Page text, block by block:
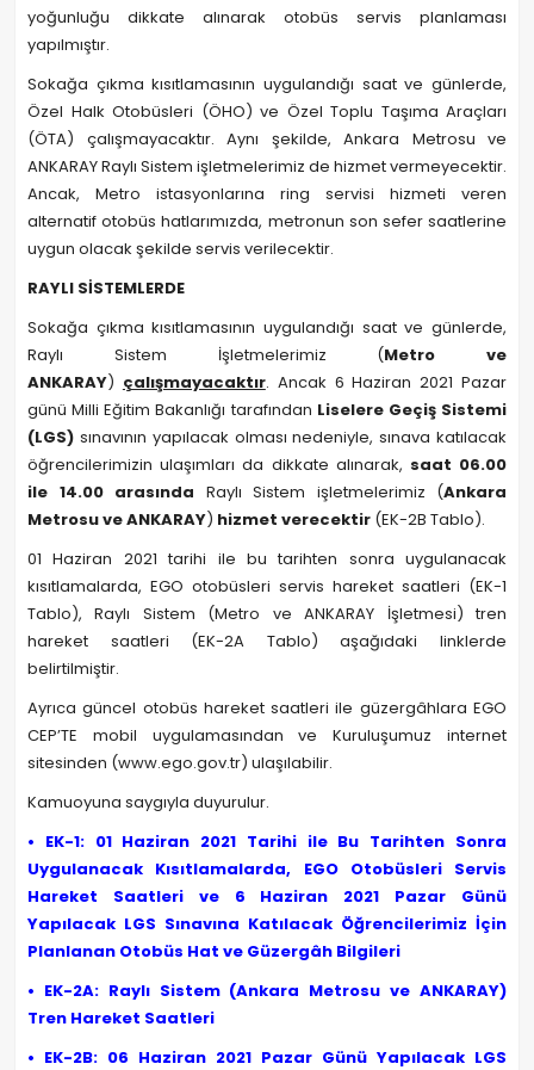
yoğunluğu dikkate alınarak otobüs servis planlaması
yapılmıştır.
Sokağa çıkma kısıtlamasının uygulandığı saat ve günlerde,
Özel Halk Otobüsleri (ÖHO) ve Özel Toplu Taşıma Araçları
(ÖTA) çalışmayacaktır. Aynı şekilde, Ankara Metrosu ve
ANKARAY Raylı Sistem işletmelerimiz de hizmet vermeyecektir.
Ancak, Metro istasyonlarına ring servisi hizmeti veren
alternatif otobüs hatlarımızda, metronun son sefer saatlerine
uygun olacak şekilde servis verilecektir.
RAYLI SİSTEMLERDE
Sokağa çıkma kısıtlamasının uygulandığı saat ve günlerde,
Raylı Sistem İşletmelerimiz (Metro ve
ANKARAY) çalışmayacaktır. Ancak 6 Haziran 2021 Pazar
günü Milli Eğitim Bakanlığı tarafından Liselere Geçiş Sistemi
(LGS) sınavının yapılacak olması nedeniyle, sınava katılacak
öğrencilerimizin ulaşımları da dikkate alınarak, saat 06.00
ile 14.00 arasında Raylı Sistem işletmelerimiz (Ankara
Metrosu ve ANKARAY) hizmet verecektir (EK-2B Tablo).
01 Haziran 2021 tarihi ile bu tarihten sonra uygulanacak
kısıtlamalarda, EGO otobüsleri servis hareket saatleri (EK-1
Tablo), Raylı Sistem (Metro ve ANKARAY İşletmesi) tren
hareket saatleri (EK-2A Tablo) aşağıdaki linklerde
belirtilmiştir.
Ayrıca güncel otobüs hareket saatleri ile güzergâhlara EGO
CEP’TE mobil uygulamasından ve Kuruluşumuz internet
sitesinden (www.ego.gov.tr) ulaşılabilir.
Kamuoyuna saygıyla duyurulur.
• EK-1: 01 Haziran 2021 Tarihi ile Bu Tarihten Sonra
Uygulanacak Kısıtlamalarda, EGO Otobüsleri Servis
Hareket Saatleri ve 6 Haziran 2021 Pazar Günü
Yapılacak LGS Sınavına Katılacak Öğrencilerimiz İçin
Planlanan Otobüs Hat ve Güzergâh Bilgileri
• EK-2A: Raylı Sistem (Ankara Metrosu ve ANKARAY)
Tren Hareket Saatleri
• EK-2B: 06 Haziran 2021 Pazar Günü Yapılacak LGS